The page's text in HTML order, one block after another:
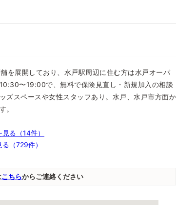
を展開しており、水戸駅周辺に住む方は水戸オーパ
〜19:00で、無料で保険見直し・新規加入の相談
ズスペースや女性スタッフあり。水戸、水戸市方面か
。
る（14件）
（729件）
こちらからご連絡ください